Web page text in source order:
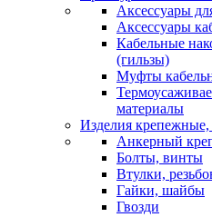
Аксессуары
Аксессуары
Кабельные
(гильзы)
Муфты
материалы
Изделия
Анкерный
Болты, винты
Втулки,
Гайки, шайбы
Гвозди